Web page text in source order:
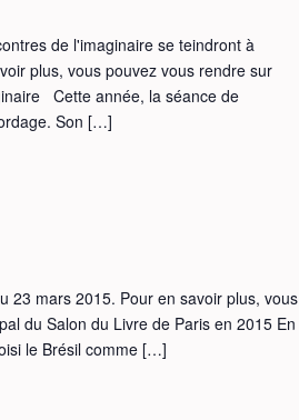
de l'imaginaire se teindront à
plus, vous pouvez vous rendre sur
Cette année, la séance de
Son […]
23 mars 2015. Pour en savoir plus, vous
du Salon du Livre de Paris en 2015 En
le Brésil comme […]